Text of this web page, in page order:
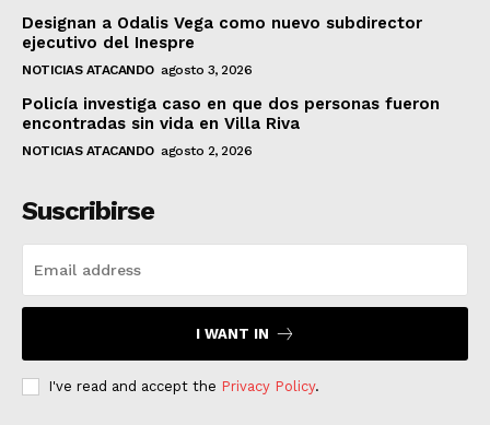
Designan a Odalis Vega como nuevo subdirector
ejecutivo del Inespre
NOTICIAS ATACANDO agosto 3, 2026
Policía investiga caso en que dos personas fueron
encontradas sin vida en Villa Riva
NOTICIAS ATACANDO agosto 2, 2026
Suscribirse
I WANT IN
I've read and accept the Privacy Policy.